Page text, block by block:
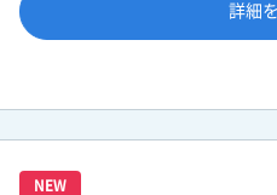
詳細
NEW